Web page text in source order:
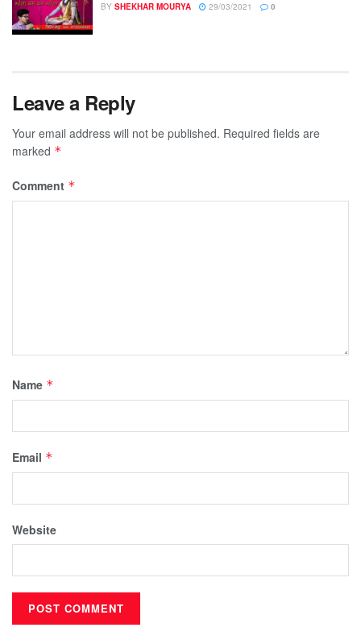
BY SHEKHAR MOURYA 29/03/2021 0
Leave a Reply
Your email address will not be published. Required fields are
marked *
Comment *
Name *
Email *
Website